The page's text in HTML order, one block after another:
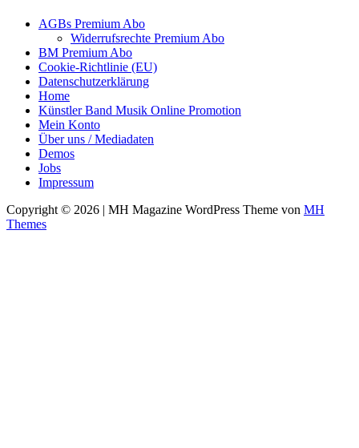
AGBs Premium Abo
Widerrufsrechte Premium Abo
BM Premium Abo
Cookie-Richtlinie (EU)
Datenschutzerklärung
Home
Künstler Band Musik Online Promotion
Mein Konto
Über uns / Mediadaten
Demos
Jobs
Impressum
Copyright © 2026 | MH Magazine WordPress Theme von MH
Themes